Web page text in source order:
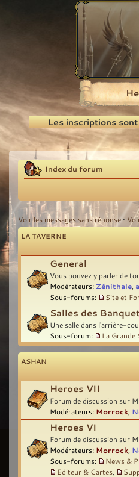
Recherche
Les inscriptions
Index du forum
Voir les messages sans réponse •
LA TAVERNE
General
Vous pouvez y parler de
Modérateurs: Zénithale
Sous-forums:
Site et
Salles des
Une salle dans l'arrière-
Sous-forum:
La Grande
ASHAN
Heroes VII
Forum de discussion sur
Modérateurs: Morrock
Heroes VI
Forum de discussion sur
Modérateurs: Morrock
Sous-forums:
News &
Editeur & Cartes